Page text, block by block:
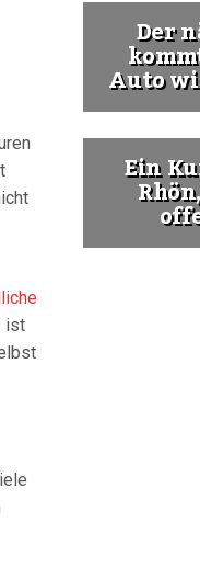
ist
Der
Auto
Ein